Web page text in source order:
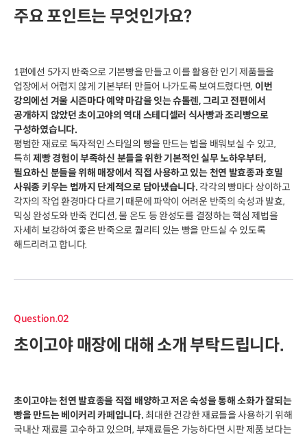
주요 포인트는 무엇인가요?
1편에선 5가지 반죽으로 기본빵을 만들고 이를 활용한 인기 제품들을
업장에서 어렵지 않게 기본부터 만들어 나가도록 보여드렸다면, 이번
강의에선 겨울 시즌마다 예약 마감을 잇는 슈톨렌, 그리고 전편에서
공개하지 않았던 초이고야의 역대 스테디셀러 식사빵과 조리빵으로
구성하였습니다.
평범한 재료로 독자적인 스타일의 빵을 만드는 법을 배워보실 수 있고,
특히 제빵 경험이 부족하신 분들을 위한 기본적인 실무 노하우부터,
필요하신 분들을 위해 매장에서 직접 사용하고 있는 천연 발효종과 호밀
사워종 키우는 법까지 단계적으로 담아냈습니다. 각각의 빵마다 상이하고
각자의 작업 환경마다 다르기 때문에 파악이 어려운 반죽의 숙성과 발효,
믹싱 완성도와 반죽 컨디션, 물 온도 등 완성도를 결정하는 핵심 제법을
자세히 보강하여 좋은 반죽으로 퀄리티 있는 빵을 만드실 수 있도록
해드리려고 합니다.
Question.02
초이고야 매장에 대해 소개 부탁드립니다.
초이고야는 천연 발효종을 직접 배양하고 저온 숙성을 통해 소화가 잘되는
빵을 만드는 베이커리 카페입니다. 최대한 건강한 재료들을 사용하기 위해
국내산 재료를 고수하고 있으며, 부재료들은 가능하다면 시판 제품 보다는